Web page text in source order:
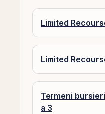
Limited
Limited
Termeni
a 3